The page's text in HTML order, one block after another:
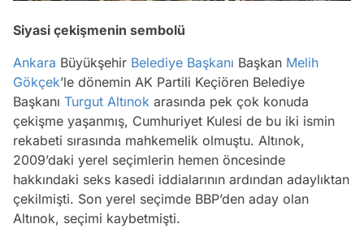
Siyasi çekişmenin sembolü
Ankara Büyükşehir Belediye Başkanı Başkan Melih
Gökçek’le dönemin AK Partili Keçiören Belediye
Başkanı Turgut Altınok arasında pek çok konuda
çekişme yaşanmış, Cumhuriyet Kulesi de bu iki ismin
rekabeti sırasında mahkemelik olmuştu. Altınok,
2009’daki yerel seçimlerin hemen öncesinde
hakkındaki seks kasedi iddialarının ardından adaylıktan
çekilmişti. Son yerel seçimde BBP’den aday olan
Altınok, seçimi kaybetmişti.